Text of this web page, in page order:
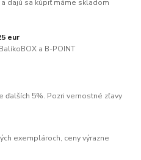
dajú sa kúpiť máme skladom
eur
a B-POINT
ďalších 5%. Pozri vernostné zľavy
exemplároch, ceny výrazne